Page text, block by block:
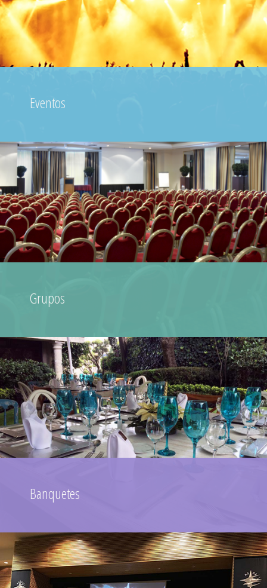
Eventos
Grupos
Banquetes